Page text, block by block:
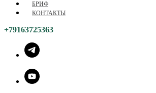
БРИФ
КОНТАКТЫ
+79163725363